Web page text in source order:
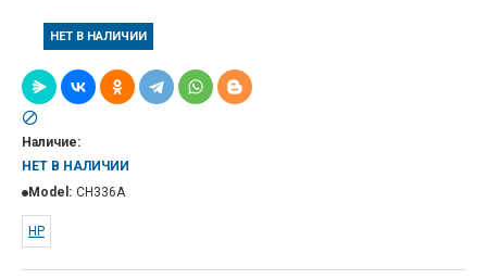
НЕТ В НАЛИЧИИ
Наличие:
НЕТ В НАЛИЧИИ
Model: CH336A
HP